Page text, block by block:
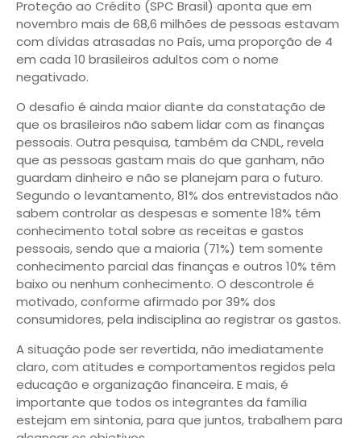
Proteção ao Crédito (SPC Brasil) aponta que em
novembro mais de 68,6 milhões de pessoas estavam
com dívidas atrasadas no País, uma proporção de 4
em cada 10 brasileiros adultos com o nome
negativado.
O desafio é ainda maior diante da constatação de
que os brasileiros não sabem lidar com as finanças
pessoais. Outra pesquisa, também da CNDL, revela
que as pessoas gastam mais do que ganham, não
guardam dinheiro e não se planejam para o futuro.
Segundo o levantamento, 81% dos entrevistados não
sabem controlar as despesas e somente 18% têm
conhecimento total sobre as receitas e gastos
pessoais, sendo que a maioria (71%) tem somente
conhecimento parcial das finanças e outros 10% têm
baixo ou nenhum conhecimento. O descontrole é
motivado, conforme afirmado por 39% dos
consumidores, pela indisciplina ao registrar os gastos.
A situação pode ser revertida, não imediatamente
claro, com atitudes e comportamentos regidos pela
educação e organização financeira. E mais, é
importante que todos os integrantes da família
estejam em sintonia, para que juntos, trabalhem para